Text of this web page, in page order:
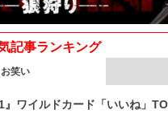
記事ランキング
お笑い
1』ワイルドカード「いいね」